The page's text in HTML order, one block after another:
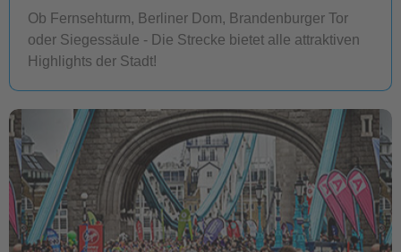
Ob Fernsehturm, Berliner Dom, Brandenburger Tor
oder Siegessäule - Die Strecke bietet alle attraktiven
Highlights der Stadt!